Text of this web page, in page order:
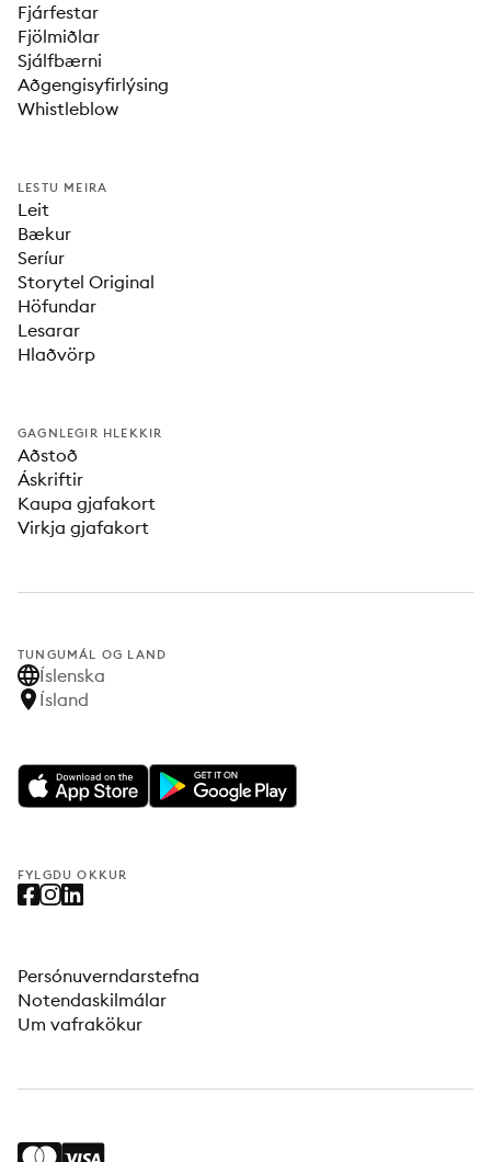
Fjárfestar
Fjölmiðlar
Sjálfbærni
Aðgengisyfirlýsing
Whistleblow
LESTU MEIRA
Leit
Bækur
Seríur
Storytel Original
Höfundar
Lesarar
Hlaðvörp
GAGNLEGIR HLEKKIR
Aðstoð
Áskriftir
Kaupa gjafakort
Virkja gjafakort
TUNGUMÁL OG LAND
Íslenska
Ísland
FYLGDU OKKUR
Persónuverndarstefna
Notendaskilmálar
Um vafrakökur